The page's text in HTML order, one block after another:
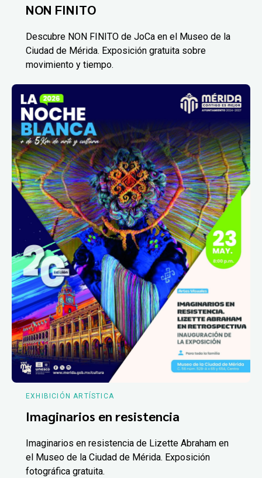
NON FINITO
Descubre NON FINITO de JoCa en el Museo de la
Ciudad de Mérida. Exposición gratuita sobre
movimiento y tiempo.
EXHIBICIÓN ARTÍSTICA
Imaginarios en resistencia
Imaginarios en resistencia de Lizette Abraham en
el Museo de la Ciudad de Mérida. Exposición
fotográfica gratuita.